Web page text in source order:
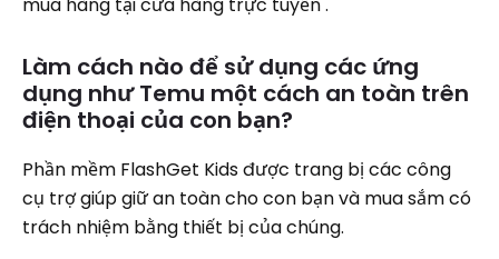
mua hàng tại cửa hàng trực tuyến .
Làm cách nào để sử dụng các ứng
dụng như Temu một cách an toàn trên
điện thoại của con bạn?
Phần mềm FlashGet Kids được trang bị các công
cụ trợ giúp giữ an toàn cho con bạn và mua sắm có
trách nhiệm bằng thiết bị của chúng.